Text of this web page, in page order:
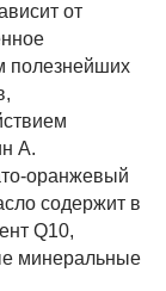
от
полезнейших
А.
оранжевый
содержит в
Q10,
минеральные